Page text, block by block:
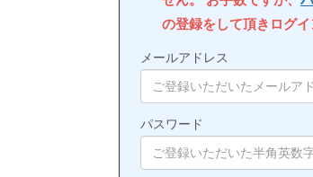
の登録をして頂きログイ
メールアドレス
パスワード